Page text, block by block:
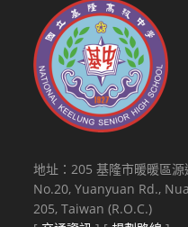
地址：205 基隆市暖暖區
No.20, Yuanyuan Rd.,
205, Taiwan (R.O.C.)